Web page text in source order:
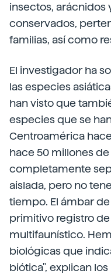
insectos, arácnidos
conservados,
familias, así como
El investigador ha
las especies
han visto que
especies que se
Centroamérica
hace 50 millones
completamente
aislada, pero no
tiempo. El ámbar
primitivo registro
multifaunístico.
biológicas que
biótica", explican